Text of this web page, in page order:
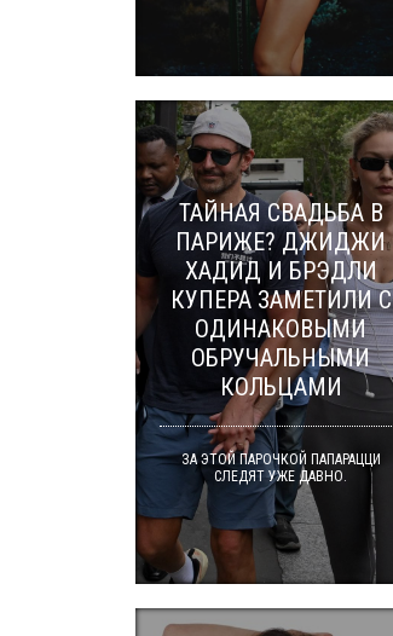
ТАЙНАЯ СВАДЬБА В
ПАРИЖЕ? ДЖИДЖИ
ХАДИД И БРЭДЛИ
КУПЕРА ЗАМЕТИЛИ С
ОДИНАКОВЫМИ
ОБРУЧАЛЬНЫМИ
КОЛЬЦАМИ
ЗА ЭТОЙ ПАРОЧКОЙ ПАПАРАЦЦИ
СЛЕДЯТ УЖЕ ДАВНО.